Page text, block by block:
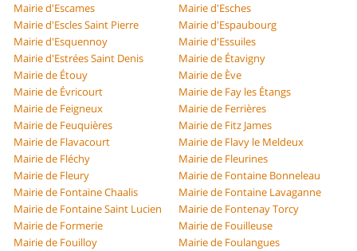
Mairie d'Escames
Mairie d'Esches
Mairie d'Escles Saint Pierre
Mairie d'Espaubourg
Mairie d'Esquennoy
Mairie d'Essuiles
Mairie d'Estrées Saint Denis
Mairie de Étavigny
Mairie de Étouy
Mairie de Ève
Mairie de Évricourt
Mairie de Fay les Étangs
Mairie de Feigneux
Mairie de Ferrières
Mairie de Feuquières
Mairie de Fitz James
Mairie de Flavacourt
Mairie de Flavy le Meldeux
Mairie de Fléchy
Mairie de Fleurines
Mairie de Fleury
Mairie de Fontaine Bonneleau
Mairie de Fontaine Chaalis
Mairie de Fontaine Lavaganne
Mairie de Fontaine Saint Lucien
Mairie de Fontenay Torcy
Mairie de Formerie
Mairie de Fouilleuse
Mairie de Fouilloy
Mairie de Foulangues